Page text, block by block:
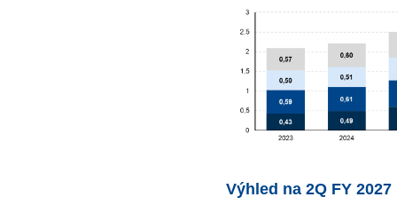
Výhled na 2Q FY 2027